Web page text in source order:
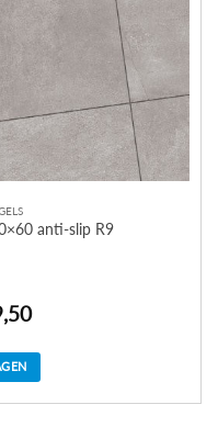
anti-slip R9